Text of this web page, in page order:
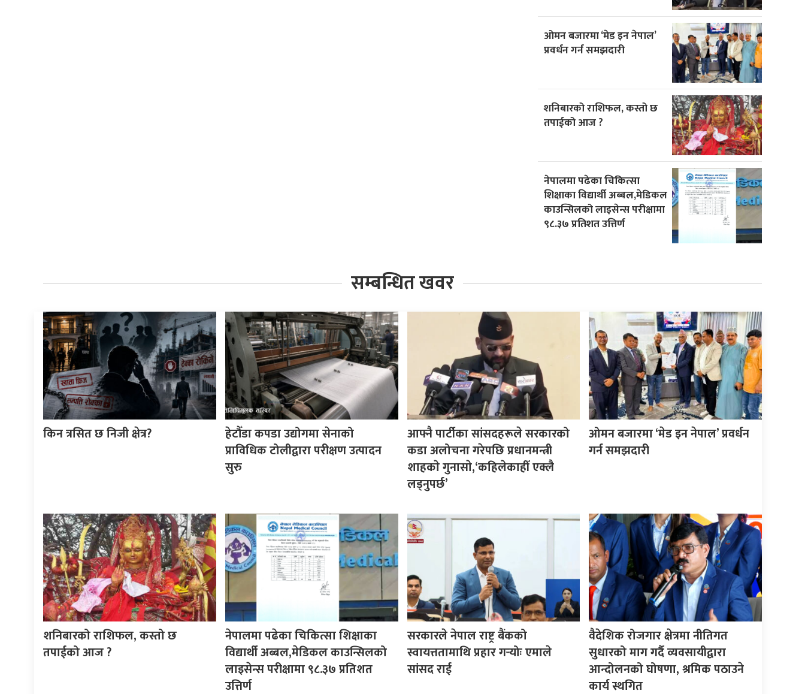
ओमन बजारमा ‘मेड इन नेपाल’
प्रवर्धन गर्न समझदारी
शनिबारको राशिफल, कस्तो छ
तपाईको आज ?
नेपालमा पढेका चिकित्सा
शिक्षाका विद्यार्थी अब्बल,मेडिकल
काउन्सिलको लाइसेन्स परीक्षामा
९८.३७ प्रतिशत उत्तिर्ण
सम्बन्धित खवर
किन त्रसित छ निजी क्षेत्र?
हेटौँडा कपडा उद्योगमा सेनाको
प्राविधिक टोलीद्वारा परीक्षण उत्पादन
सुरु
आफ्नै पार्टीका सांसदहरूले सरकारको
कडा अलोचना गरेपछि प्रधानमन्त्री
शाहकाे गुनासाे,‘कहिलेकाहीँ एक्लै
लड्नुपर्छ’
ओमन बजारमा ‘मेड इन नेपाल’ प्रवर्धन
गर्न समझदारी
शनिबारको राशिफल, कस्तो छ
तपाईको आज ?
नेपालमा पढेका चिकित्सा शिक्षाका
विद्यार्थी अब्बल,मेडिकल काउन्सिलको
लाइसेन्स परीक्षामा ९८.३७ प्रतिशत
उत्तिर्ण
सरकारले नेपाल राष्ट्र बैंकको
स्वायत्ततामाथि प्रहार गर्‍योः एमाले
सांसद राई
वैदेशिक रोजगार क्षेत्रमा नीतिगत
सुधारको माग गर्दै व्यवसायीद्वारा
आन्दोलनको घोषणा, श्रमिक पठाउने
कार्य स्थगित